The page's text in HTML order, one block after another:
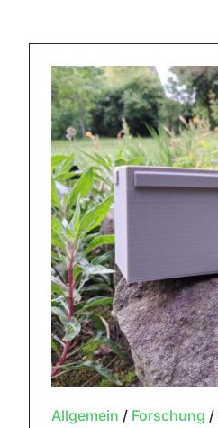
Allgemein / Forschung /